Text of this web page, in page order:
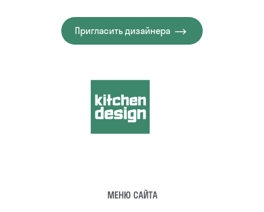
Пригласить дизайнера
МЕНЮ САЙТА